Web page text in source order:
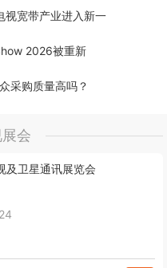
视宽带产业进入新一
2026被重新
采购质量高吗？
会
及卫星通讯展览会